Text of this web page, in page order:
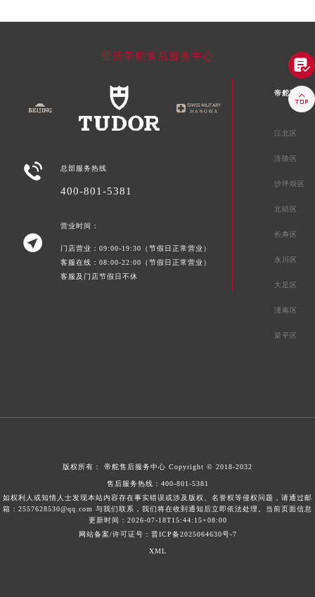
重庆帝舵售后服务中心
 总部服务热线
400-801-5381

营业时间：
门店营业：09:00-19:30（节假日正常营业）
客服在线：08:00-22:00（节假日正常营业）
客服及门店节假日不休
帝舵重庆市
江北区
涪陵区
沙坪坝区
北碚区
长寿区
永川区
大足区
潼南区
梁平区
版权所有： 帝舵售后服务中心 Copyright © 2018-2032
售后服务热线： 400-801-5381
如权利人或知情人士发现本站内容存在事实错误或涉及版权、名誉权等侵权问题，请通过邮
箱：2557628530@qq.com 与我们联系，我们将在收到通知后立即依法处理。当前页面信息
更新时间：2026-07-18T15:44:15+08:00
网站备案/许可证号：晋ICP备2025064630号-7
XML

